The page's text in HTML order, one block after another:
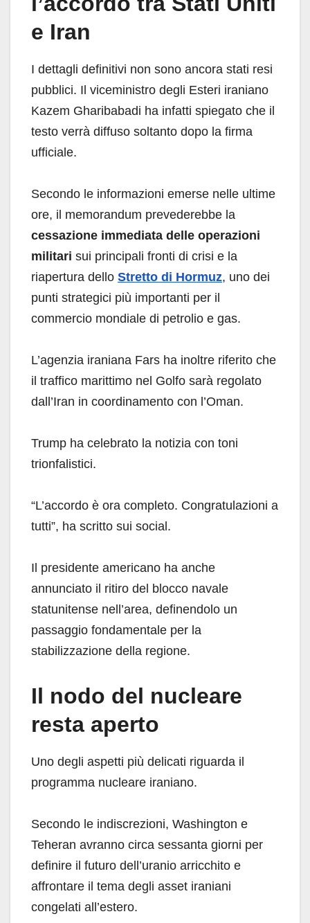
e Iran
I dettagli definitivi non sono ancora stati resi
pubblici. Il viceministro degli Esteri iraniano
Kazem Gharibabadi ha infatti spiegato che il
testo verrà diffuso soltanto dopo la firma
ufficiale.
Secondo le informazioni emerse nelle ultime
ore, il memorandum prevederebbe la
cessazione immediata delle operazioni
militari sui principali fronti di crisi e la
riapertura dello Stretto di Hormuz, uno dei
punti strategici più importanti per il
commercio mondiale di petrolio e gas.
L’agenzia iraniana Fars ha inoltre riferito che
il traffico marittimo nel Golfo sarà regolato
dall’Iran in coordinamento con l’Oman.
Trump ha celebrato la notizia con toni
trionfalistici.
“L’accordo è ora completo. Congratulazioni a
tutti”, ha scritto sui social.
Il presidente americano ha anche
annunciato il ritiro del blocco navale
statunitense nell’area, definendolo un
passaggio fondamentale per la
stabilizzazione della regione.
Il nodo del nucleare
resta aperto
Uno degli aspetti più delicati riguarda il
programma nucleare iraniano.
Secondo le indiscrezioni, Washington e
Teheran avranno circa sessanta giorni per
definire il futuro dell’uranio arricchito e
affrontare il tema degli asset iraniani
congelati all’estero.